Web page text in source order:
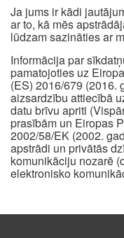
Ja jums ir kādi
ar to, kā mēs
lūdzam sazināties ar
Informācija par
pamatojoties uz
(ES) 2016/679 (2016.
aizsardzību attiecībā
datu brīvu apriti
prasībām un Eiropas
2002/58/EK (2002.
apstrādi un privātās
komunikāciju nozarē
elektronisko